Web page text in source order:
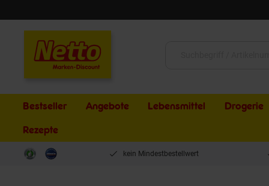
Bestseller Angebote Lebensmittel Drogerie
Rezepte
kein Mindestbestellwert